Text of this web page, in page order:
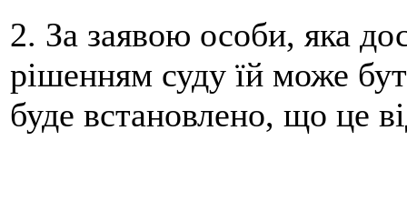
2. За заявою особи, яка
рішенням суду їй може
буде встановлено, що це